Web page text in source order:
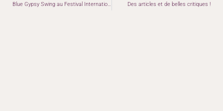
Blue Gypsy Swing au Festival International de Jazz de Montréal ! Des articles et de belles critiques !